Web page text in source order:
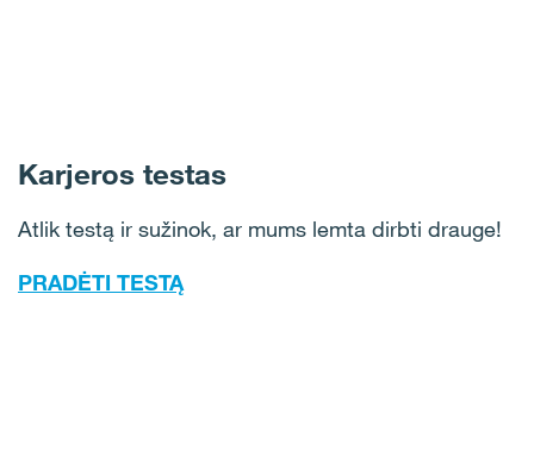
Karjeros testas
Atlik testą ir sužinok, ar mums lemta dirbti drauge!
PRADĖTI TESTĄ